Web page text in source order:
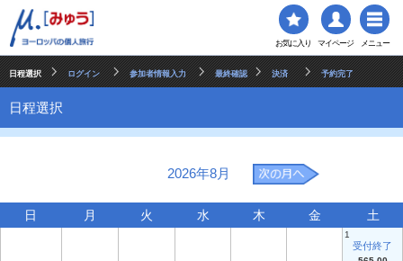
お気に入り マイページ メニュー
日程選択 ログイン 参加者情報入力 最終確認 決済 予約完了
日程選択
2026年8月
日 月 火 水 木 金 土
1
受付終了